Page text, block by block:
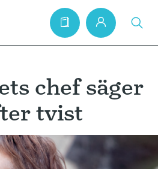
chef säger
tvist